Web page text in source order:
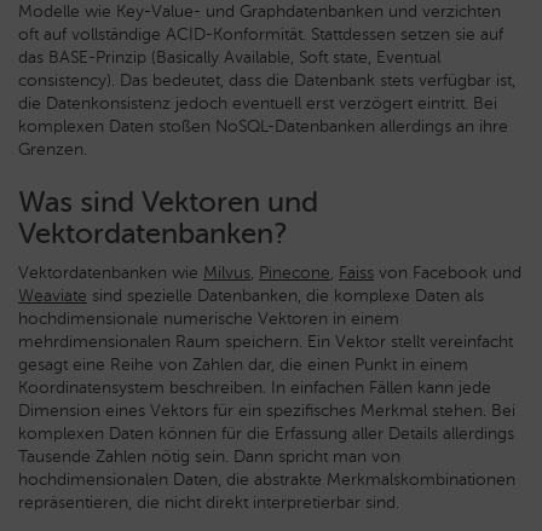
Modelle wie Key-Value- und Graphdatenbanken und verzichten
oft auf vollständige ACID-Konformität. Stattdessen setzen sie auf
das BASE-Prinzip (Basically Available, Soft state, Eventual
consistency). Das bedeutet, dass die Datenbank stets verfügbar ist,
die Datenkonsistenz jedoch eventuell erst verzögert eintritt. Bei
komplexen Daten stoßen NoSQL-Datenbanken allerdings an ihre
Grenzen.
Was sind Vektoren und
Vektordatenbanken?
Vektordatenbanken wie Milvus, Pinecone, Faiss von Facebook und
Weaviate sind spezielle Datenbanken, die komplexe Daten als
hochdimensionale numerische Vektoren in einem
mehrdimensionalen Raum speichern. Ein Vektor stellt vereinfacht
gesagt eine Reihe von Zahlen dar, die einen Punkt in einem
Koordinatensystem beschreiben. In einfachen Fällen kann jede
Dimension eines Vektors für ein spezifisches Merkmal stehen. Bei
komplexen Daten können für die Erfassung aller Details allerdings
Tausende Zahlen nötig sein. Dann spricht man von
hochdimensionalen Daten, die abstrakte Merkmalskombinationen
repräsentieren, die nicht direkt interpretierbar sind.